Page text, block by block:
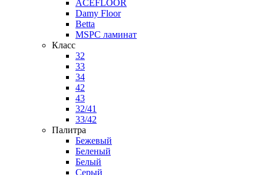
ACEFLOOR
Damy Floor
Betta
MSPC ламинат
Класс
32
33
34
42
43
32/41
33/42
Палитра
Бежевый
Беленый
Белый
Серый